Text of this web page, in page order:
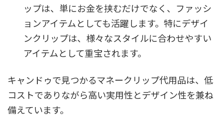
ップは、単にお金を挟むだけでなく、ファッシ
ョンアイテムとしても活躍します。特にデザイ
ンクリップは、様々なスタイルに合わせやすい
アイテムとして重宝されます。
キャンドゥで見つかるマネークリップ代用品は、低
コストでありながら高い実用性とデザイン性を兼ね
備えています。